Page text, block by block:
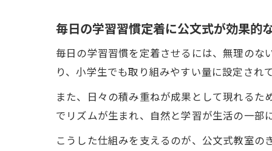
毎日の学習習慣定着に公文式が効果的
毎日の学習習慣を定着させるには、無理のな
り、小学生でも取り組みやすい量に設定され
また、日々の積み重ねが成果として現れる
でリズムが生まれ、自然と学習が生活の一部
こうした仕組みを支えるのが、公文式教室